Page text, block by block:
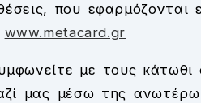
που εφαρμόζονται
www.metacard.gr
με τους
μας μέσω της ανωτέρω